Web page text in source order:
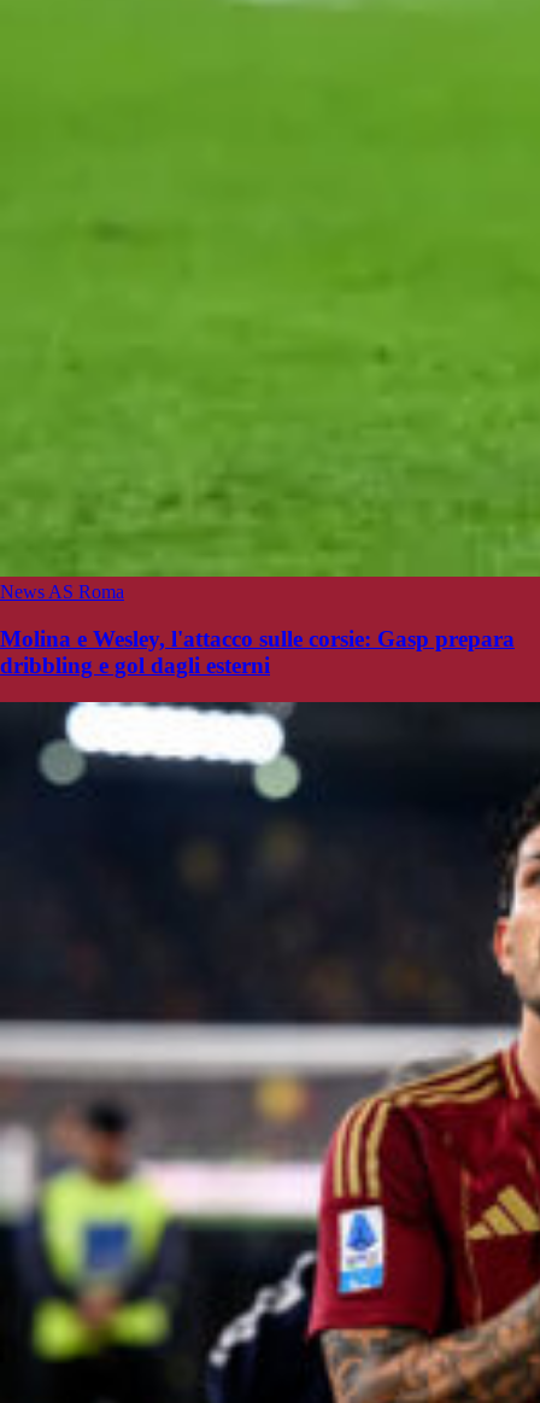
News AS Roma
Molina e Wesley, l'attacco sulle corsie: Gasp prepara
dribbling e gol dagli esterni